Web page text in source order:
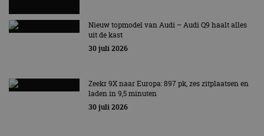
Nieuw topmodel van Audi – Audi Q9 haalt alles
uit de kast
30 juli 2026
Zeekr 9X naar Europa: 897 pk, zes zitplaatsen en
laden in 9,5 minuten
30 juli 2026